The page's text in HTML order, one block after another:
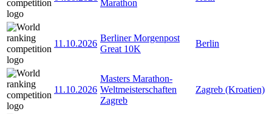
Marathon
11.10.2026
Berliner Morgenpost
Great 10K
Berlin
11.10.2026
Masters Marathon-
Weltmeisterschaften
Zagreb
Zagreb (Kroatien)